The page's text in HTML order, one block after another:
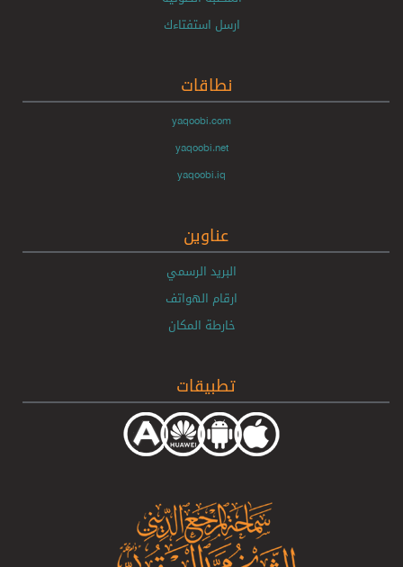
ارسل استفتاءك
نطاقات
yaqoobi.com
yaqoobi.net
yaqoobi.iq
عناوين
البريد الرسمي
ارقام الهواتف
خارطة المكان
تطبيقات